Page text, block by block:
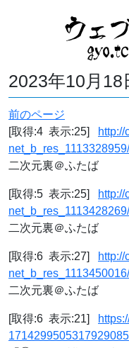
2023年10月18
前のページ
[取得:4 表示:25]
二次元裏＠ふたば
[取得:5 表示:25]
二次元裏＠ふたば
[取得:6 表示:27]
二次元裏＠ふたば
[取得:6 表示:21]
1714299505317929085